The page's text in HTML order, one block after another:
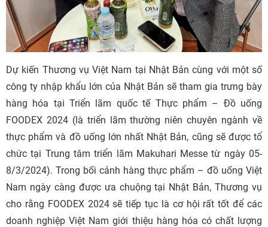
Dự kiến Thương vụ Việt Nam tại Nhật Bản cùng với một số
công ty nhập khẩu lớn của Nhật Bản sẽ tham gia trưng bày
hàng hóa tại Triển lãm quốc tế Thực phẩm – Đồ uống
FOODEX 2024 (là triển lãm thường niên chuyên ngành về
thực phẩm và đồ uống lớn nhất Nhật Bản, cũng sẽ được tổ
chức tại Trung tâm triển lãm Makuhari Messe từ ngày 05-
8/3/2024). Trong bối cảnh hàng thực phẩm – đồ uống Việt
Nam ngày càng được ưa chuộng tại Nhật Bản, Thương vụ
cho rằng FOODEX 2024 sẽ tiếp tục là cơ hội rất tốt để các
doanh nghiệp Việt Nam giới thiệu hàng hóa có chất lượng